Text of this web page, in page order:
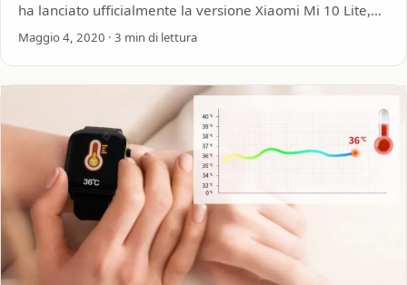
ha lanciato ufficialmente la versione Xiaomi Mi 10 Lite,
MIUI12, la cuffia…
Maggio 4, 2020 · 3 min di lettura